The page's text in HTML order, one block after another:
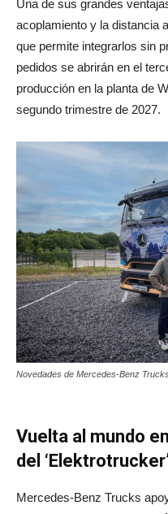
Una de sus grandes
acoplamiento y la distancia
que permite integrarlos sin
pedidos se abrirán en el
producción en la planta de
segundo trimestre de 2027.
Novedades de Mercedes-Benz
Vuelta al mundo
del
Mercedes‑Benz Trucks